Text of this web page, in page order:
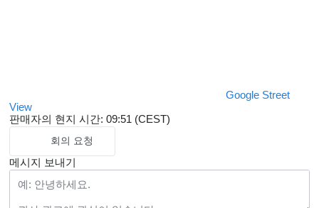
Google Street
View
판매자의 현지 시간: 09:51 (CEST)
회의 요청
메시지 보내기